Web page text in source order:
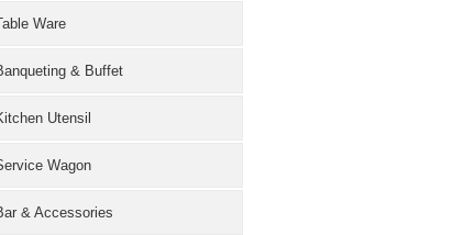
Ware
& Buffet
Utensil
Wagon
& Accessories